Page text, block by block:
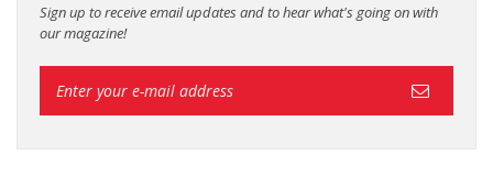
Sign up to receive email updates and to hear what's going on with
our magazine!